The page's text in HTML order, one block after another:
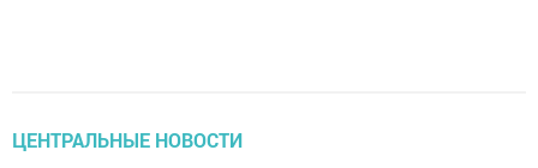
ЦЕНТРАЛЬНЫЕ НОВОСТИ